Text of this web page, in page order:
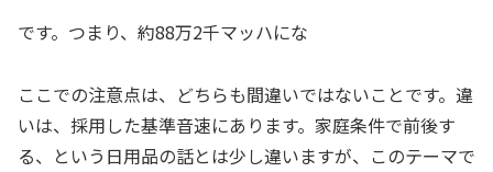
です。つまり、約88万2千マッハにな
ここでの注意点は、どちらも間違いではないことです。違
いは、採用した基準音速にあります。家庭条件で前後す
る、という日用品の話とは少し違いますが、このテーマで